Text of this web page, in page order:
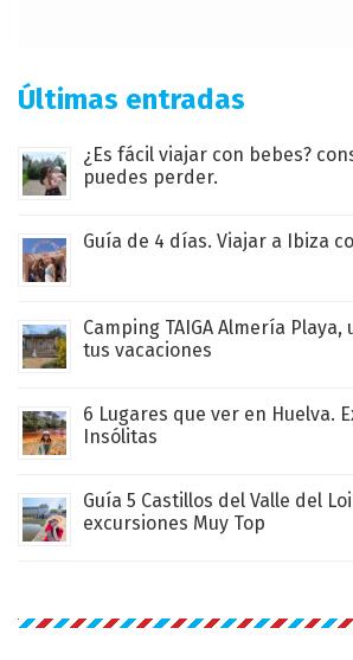
Últimas entradas
¿Es fácil viajar con bebes?
puedes perder.
Guía de 4 días. Viajar a Ibiza
Camping TAIGA Almería
tus vacaciones
6 Lugares que ver en Huelva.
Insólitas
Guía 5 Castillos del Valle del
excursiones Muy Top